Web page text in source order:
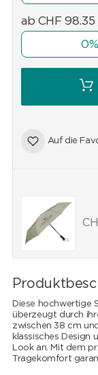
ab CHF98.35
Auf die
Diese hochwertige
überzeugt durch
zwischen 38 cm
klassisches Design
Look an. Mit dem
Tragekomfort